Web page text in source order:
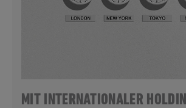
MIT INTERNATIONALER